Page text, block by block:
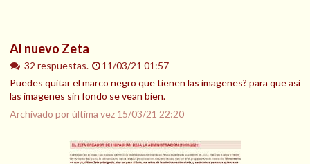
Al nuevo Zeta
32 respuestas.
11/03/21 01:57
Puedes quitar el marco negro que tienen las imagenes? para que asi
las imagenes sin fondo se vean bien.
Archivado por última vez 15/03/21 22:20